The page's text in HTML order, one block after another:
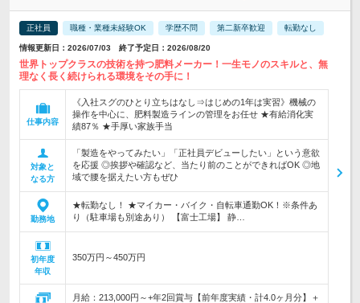
正社員 職種・業種未経験OK 学歴不問 第二新卒歓迎 転勤なし
情報更新日：2026/07/03 終了予定日：2026/08/20
世界トップクラスの技術を持つ肥料メーカー！一生モノのスキルと、無
理なく長く続けられる環境をその手に！
仕事内容
《入社スグのひとり立ちはなし⇒はじめの1年は実習》機械の
操作を中心に、肥料製造ラインの管理をお任せ ★有給消化実
績87％ ★手厚い家族手当
対象と
なる方
「製造をやってみたい」「正社員デビューしたい」という意欲
を応援 ◎挨拶や確認など、当たり前のことができればOK ◎地
域で腰を据えたい方もぜひ
勤務地
★転勤なし！ ★マイカー・バイク・自転車通勤OK！※条件あ
り（駐車場も別途あり） 【富士工場】 静…
初年度
年収
350万円～450万円
月給：213,000円～+年2回賞与【前年度実績・計4.0ヶ月分】＋